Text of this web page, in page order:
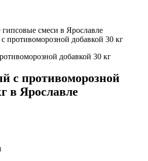
смеси в Ярославле
противоморозной добавкой 30 кг
с противоморозной
в Ярославле